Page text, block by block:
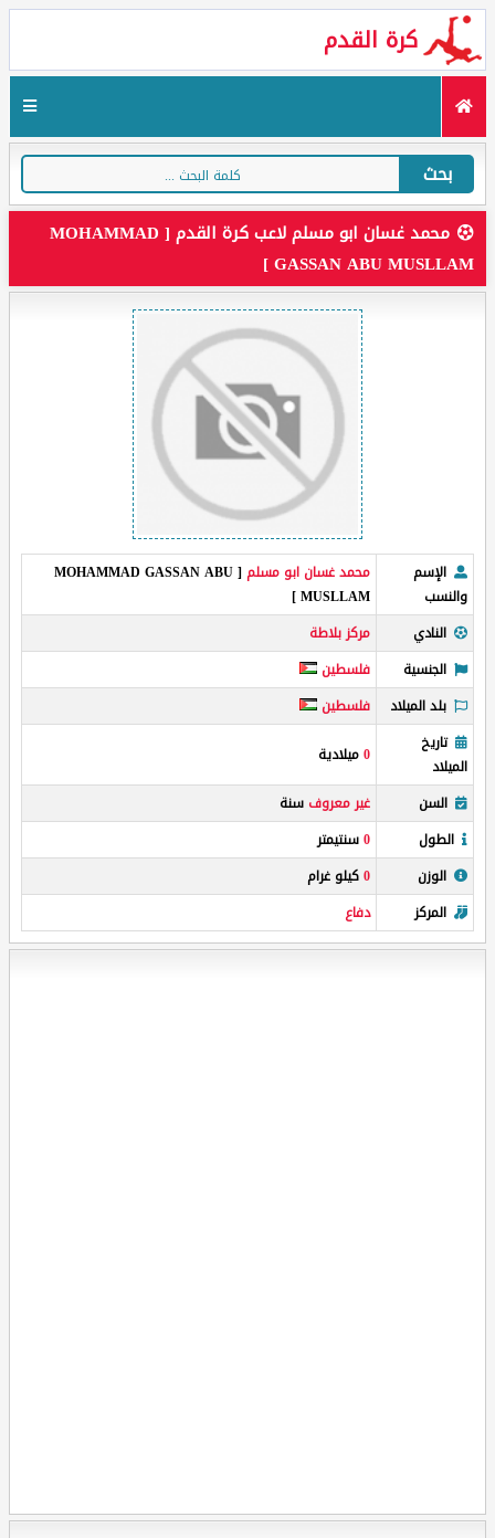
كرة القدم
بحث
محمد غسان ابو مسلم لاعب كرة القدم [ MOHAMMAD
GASSAN ABU MUSLLAM ]
الإسم
والنسب
محمد غسان ابو مسلم [ MOHAMMAD GASSAN ABU
MUSLLAM ]
النادي
مركز بلاطة
الجنسية
فلسطين
بلد الميلاد
فلسطين
تاريخ
الميلاد
0ميلادية
السن
غير معروف سنة
الطول
0سنتيمتر
الوزن
0كيلو غرام
المركز
دفاع